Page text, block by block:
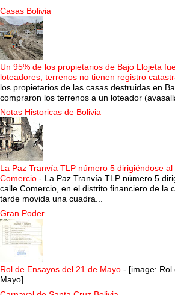
Casas Bolivia
Un 95% de los propietarios de Bajo Llojeta
loteadores; terrenos no tienen registro
los propietarios de las casas destruidas en
compraron los terrenos a un loteador
Notas Historicas de Bolivia
La Paz Tranvía TLP número 5 dirigiéndose
Comercio - La Paz Tranvía TLP número 5
calle Comercio, en el distrito financiero de la
tarde movida una cuadra...
Gran Poder
Rol de Ensayos del 21 de Mayo - [image: Rol
Mayo]